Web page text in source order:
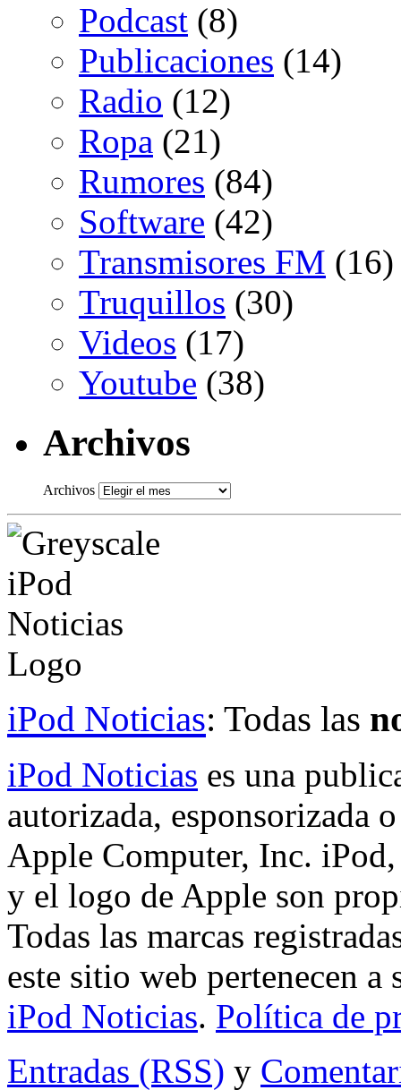
Podcast (8)
Publicaciones (14)
Radio (12)
Ropa (21)
Rumores (84)
Software (42)
Transmisores FM (16)
Truquillos (30)
Videos (17)
Youtube (38)
Archivos
Archivos
iPod Noticias: Todas las
iPod Noticias es una
autorizada, esponsorizada
Apple Computer, Inc.
y el logo de Apple son
Todas las marcas
este sitio web pertenecen
iPod Noticias. Política de
Entradas (RSS) y